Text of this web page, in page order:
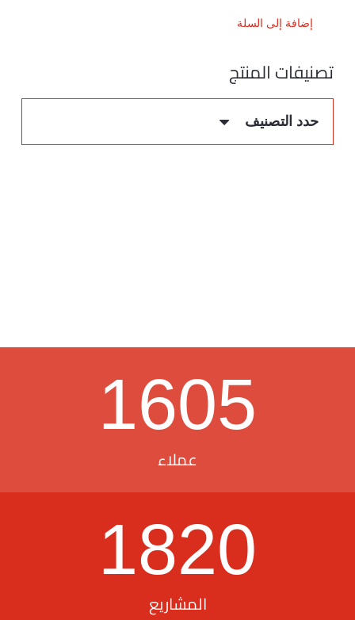
إضافة إلى السلة
تصنيفات المنتج
حدد التصنيف
1605
عملاء
1820
المشاريع